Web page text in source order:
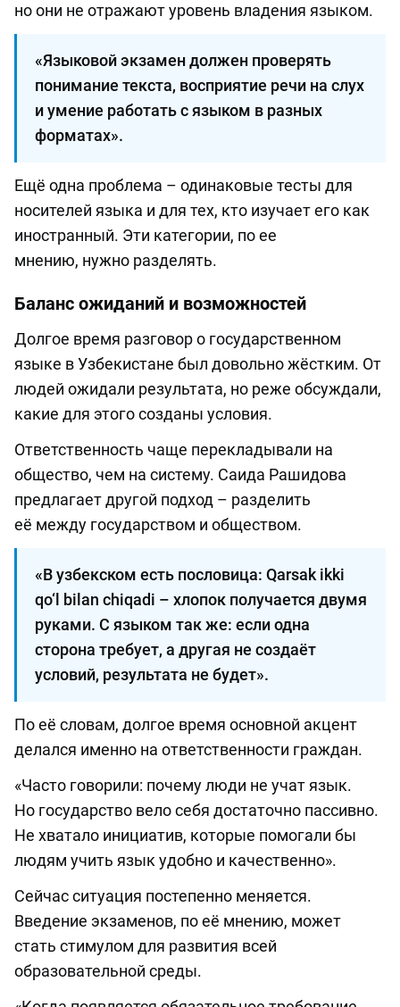
но они не отражают уровень владения языком.
«Языковой экзамен должен проверять
понимание текста, восприятие речи на слух
и умение работать с языком в разных
форматах».
Ещё одна проблема – одинаковые тесты для
носителей языка и для тех, кто изучает его как
иностранный. Эти категории, по ее
мнению, нужно разделять.
Баланс ожиданий и возможностей
Долгое время разговор о государственном
языке в Узбекистане был довольно жёстким. От
людей ожидали результата, но реже обсуждали,
какие для этого созданы условия.
Ответственность чаще перекладывали на
общество, чем на систему. Саида Рашидова
предлагает другой подход – разделить
её между государством и обществом.
«В узбекском есть пословица: Qarsak ikki
qo‘l bilan chiqadi – хлопок получается двумя
руками. С языком так же: если одна
сторона требует, а другая не создаёт
условий, результата не будет».
По её словам, долгое время основной акцент
делался именно на ответственности граждан.
«Часто говорили: почему люди не учат язык.
Но государство вело себя достаточно пассивно.
Не хватало инициатив, которые помогали бы
людям учить язык удобно и качественно».
Сейчас ситуация постепенно меняется.
Введение экзаменов, по её мнению, может
стать стимулом для развития всей
образовательной среды.